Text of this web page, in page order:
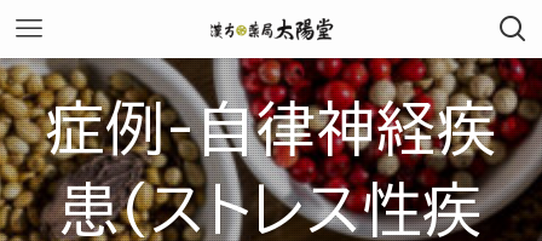
症例-自律神経疾
患(ストレス性疾